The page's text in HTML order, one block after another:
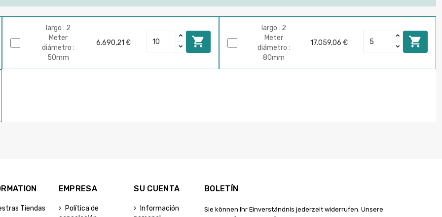
largo : 2
Meter
diámetro :
50mm
6.690,21 € 
largo : 2
Meter
diámetro :
80mm
17.059,06 € 
Tiendas
EMPRESA
Política de
SU CUENTA
Información
BOLETÍN
Sie können Ihr Einverständnis jederzeit widerrufen. Unsere